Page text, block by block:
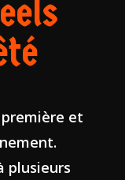
et
plusieurs